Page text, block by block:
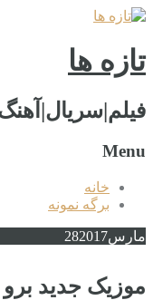
تازه ها
Menu
خانه
برگه نمونه
مارس 282017
موزیک جدید برو